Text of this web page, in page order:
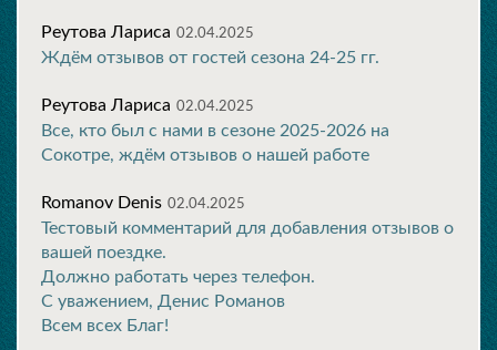
Реутова Лариса 02.04.2025
Ждём отзывов от гостей сезона 24-25 гг.
Реутова Лариса 02.04.2025
Все, кто был с нами в сезоне 2025-2026 на
Сокотре, ждём отзывов о нашей работе
Romanov Denis 02.04.2025
Тестовый комментарий для добавления отзывов о
вашей поездке.
Должно работать через телефон.
С уважением, Денис Романов
Всем всех Благ!